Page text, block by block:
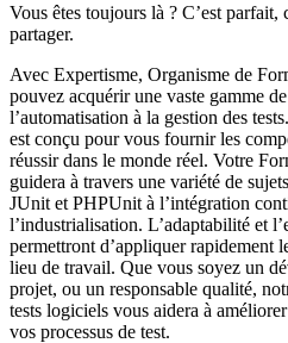
Vous êtes toujours là ? C’est
partager.
Avec Expertisme, Organisme de
pouvez acquérir une vaste gamme
l’automatisation à la gestion des
est conçu pour vous fournir les
réussir dans le monde réel. Votre
guidera à travers une variété de
JUnit et PHPUnit à l’intégration
l’industrialisation. L’adaptabilité et
permettront d’appliquer rapidement
lieu de travail. Que vous soyez un
projet, ou un responsable qualité,
tests logiciels vous aidera à
vos processus de test.